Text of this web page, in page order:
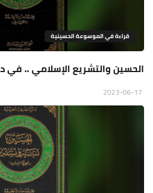
قراءة في الموسوعة الحسينية
الحسين والتشريع الإسلامي .. في